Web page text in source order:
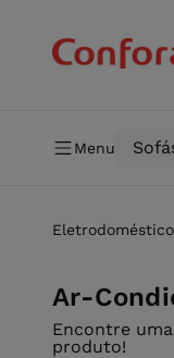
Menu
Ar-
Encontre
produto!